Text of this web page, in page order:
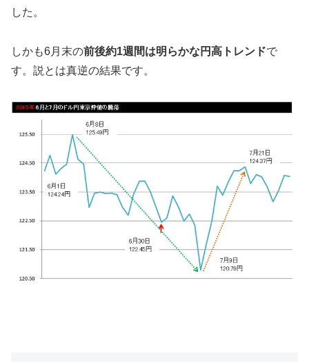
した。
しかも6月末の前後約1週間は明らかな円高トレンドで
す。説とは真逆の結果です。